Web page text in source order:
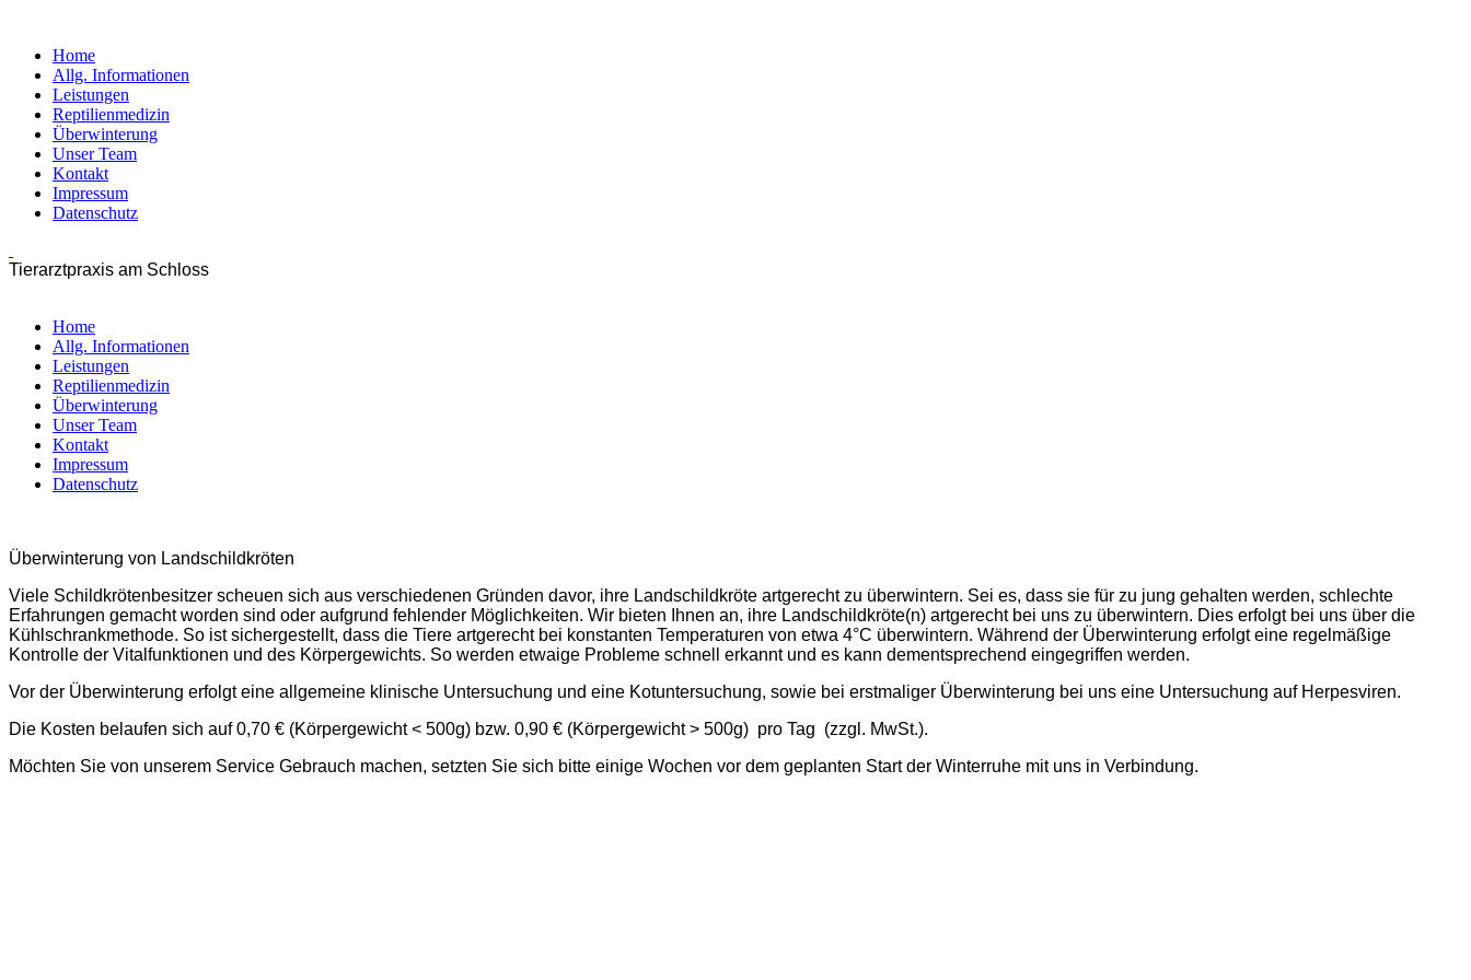
Home
Allg. Informationen
Leistungen
Reptilienmedizin
Überwinterung
Unser Team
Kontakt
Impressum
Datenschutz
Tierarztpraxis am Schloss
Home
Allg. Informationen
Leistungen
Reptilienmedizin
Überwinterung
Unser Team
Kontakt
Impressum
Datenschutz
Überwinterung von Landschildkröten
Viele Schildkrötenbesitzer scheuen sich aus verschiedenen Gründen davor, ihre Landschildkröte artgerecht zu überwintern. Sei es, dass sie für zu jung gehalten werden, schlechte
Erfahrungen gemacht worden sind oder aufgrund fehlender Möglichkeiten. Wir bieten Ihnen an, ihre Landschildkröte(n) artgerecht bei uns zu überwintern. Dies erfolgt bei uns über die
Kühlschrankmethode. So ist sichergestellt, dass die Tiere artgerecht bei konstanten Temperaturen von etwa 4°C überwintern. Während der Überwinterung erfolgt eine regelmäßige
Kontrolle der Vitalfunktionen und des Körpergewichts. So werden etwaige Probleme schnell erkannt und es kann dementsprechend eingegriffen werden.
Vor der Überwinterung erfolgt eine allgemeine klinische Untersuchung und eine Kotuntersuchung, sowie bei erstmaliger Überwinterung bei uns eine Untersuchung auf Herpesviren.
Die Kosten belaufen sich auf 0,70 € (Körpergewicht < 500g) bzw. 0,90 € (Körpergewicht > 500g) pro Tag (zzgl. MwSt.).
Möchten Sie von unserem Service Gebrauch machen, setzten Sie sich bitte einige Wochen vor dem geplanten Start der Winterruhe mit uns in Verbindung.